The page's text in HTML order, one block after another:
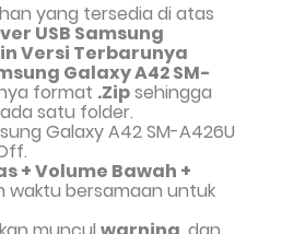
yang tersedia di atas
USB Samsung
Versi Terbarunya
Galaxy A42 SM-
format .Zipsehingga
satu folder.
Galaxy A42 SM-A426U
+ Volume Bawah +
waktu bersamaan untuk